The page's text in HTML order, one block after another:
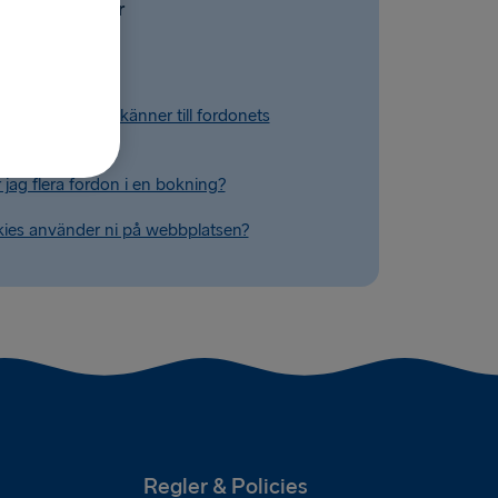
Vanliga frågor
jag om jag inte känner till fordonets
jag flera fordon i en bokning?
använder ni på webbplatsen?
Regler & Policies